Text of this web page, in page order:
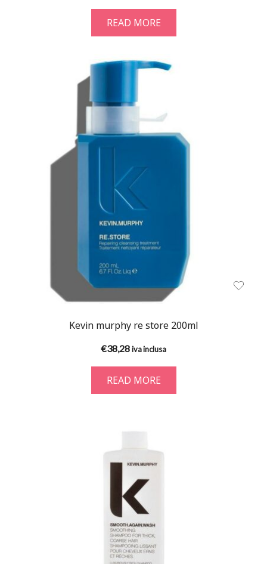
READ MORE
Kevin murphy re store 200ml
€38,28iva inclusa
READ MORE